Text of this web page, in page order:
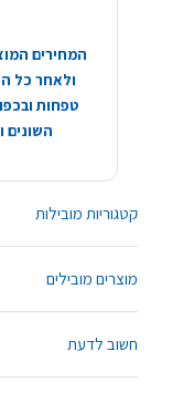
קטגוריות מובילות
מוצרים מובילים
חשוב לדעת
המחירים
ולאחר כל
טפחות
השונים